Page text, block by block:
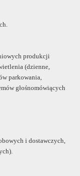
produkcji
(dzienne,
parkowania,
głośnomówiących
i dostawczych,